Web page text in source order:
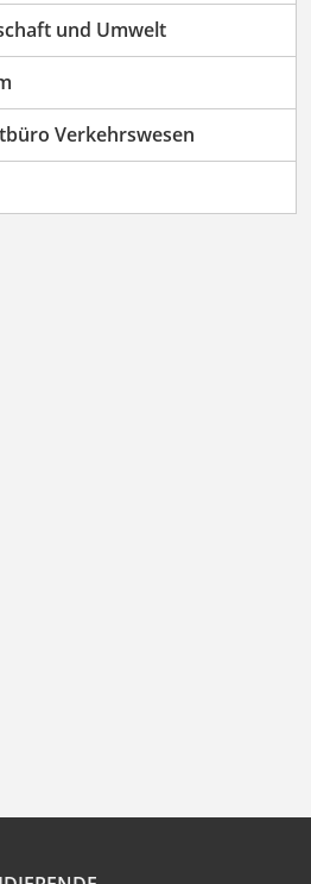
und Umwelt
Verkehrswesen